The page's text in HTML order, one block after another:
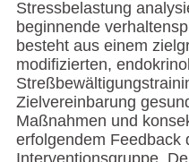
Stressbelastung
beginnende
besteht aus einem
modifizierten,
Zielvereinbarung
Maßnahmen und
erfolgendem Feedback
Interventionsgruppe.